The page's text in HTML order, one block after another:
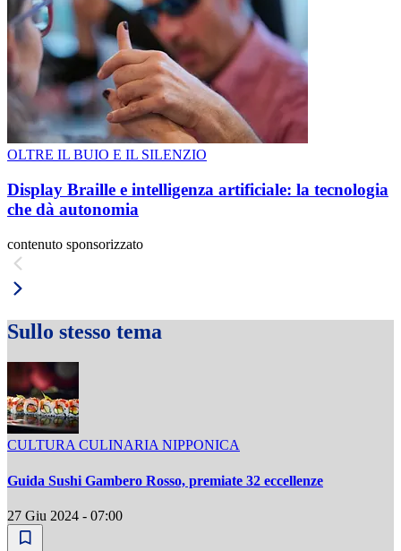
OLTRE IL BUIO E IL SILENZIO
Display Braille e intelligenza artificiale: la tecnologia
che dà autonomia
contenuto sponsorizzato
Sullo stesso tema
CULTURA CULINARIA NIPPONICA
Guida Sushi Gambero Rosso, premiate 32 eccellenze
27 Giu 2024 - 07:00